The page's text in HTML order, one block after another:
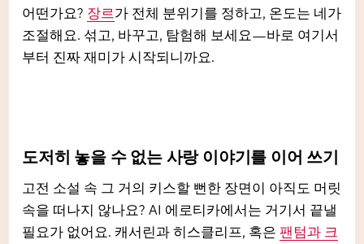
어떤가요? 장르 가 전체 분위기를 정하고, 온도는 네가
조절해요. 섞고, 바꾸고, 탐험해 보세요—바로 여기서
부터 진짜 재미가 시작되니까요.
도저히 놓을 수 없는 사랑 이야기를 이어 쓰기
고전 소설 속 그 거의 키스할 뻔한 장면이 아직도 머릿
속을 떠나지 않나요? AI 에로티카에서는 거기서 끝낼
필요가 없어요. 캐서린과 히스클리프, 혹은 팬텀과 크